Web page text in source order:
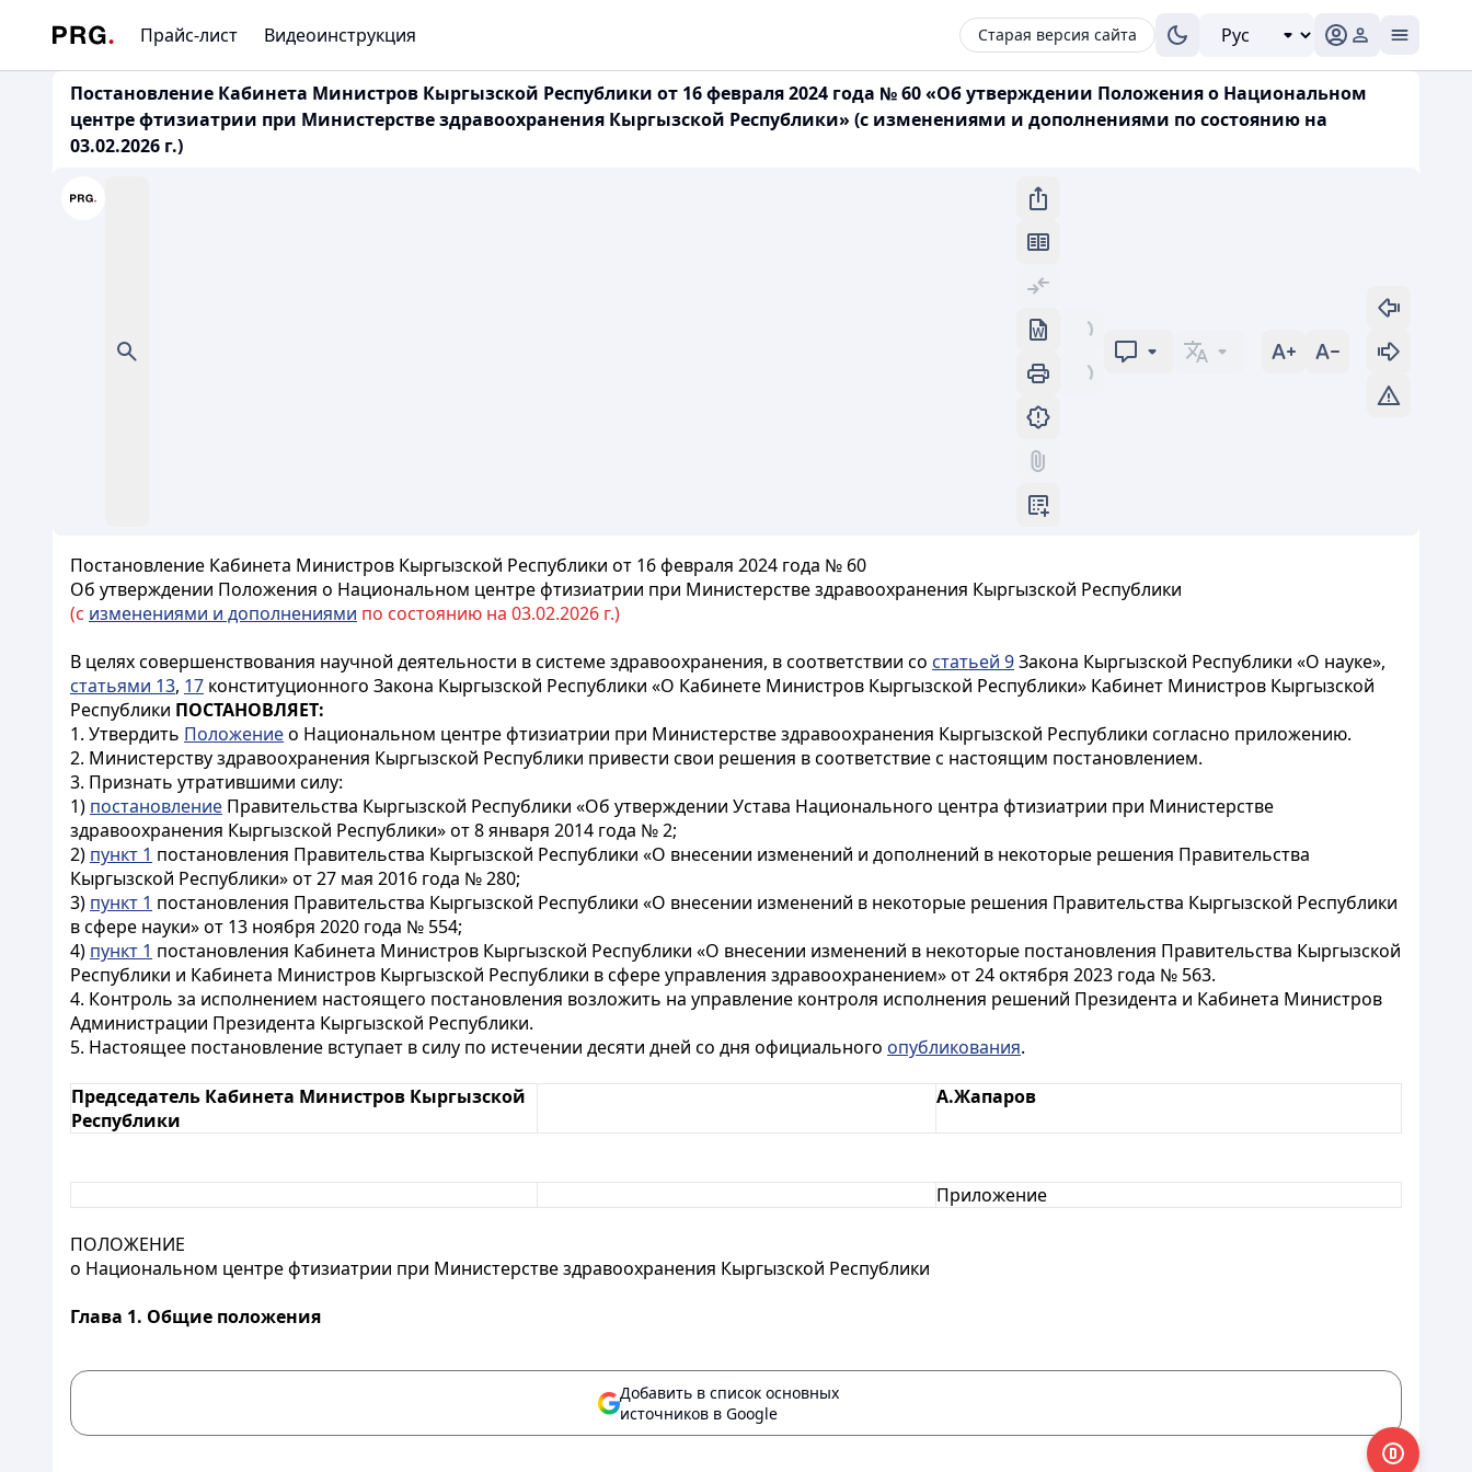
Прайс-лист Видеоинструкция Старая версия сайта
Постановление Кабинета Министров Кыргызской Республики от 16 февраля 2024 года № 60 «Об утверждении Положения о Национальном
центре фтизиатрии при Министерстве здравоохранения Кыргызской Республики» (с изменениями и дополнениями по состоянию на
03.02.2026 г.)
Постановление Кабинета Министров Кыргызской Республики от 16 февраля 2024 года № 60
Об утверждении Положения о Национальном центре фтизиатрии при Министерстве здравоохранения Кыргызской Республики
(с изменениями и дополнениями по состоянию на 03.02.2026 г.)
В целях совершенствования научной деятельности в системе здравоохранения, в соответствии со статьей 9Закона Кыргызской Республики «О науке»,
статьями 13, 17 конституционного Закона Кыргызской Республики «О Кабинете Министров Кыргызской Республики» Кабинет Министров Кыргызской
Республики ПОСТАНОВЛЯЕТ:
1. Утвердить Положениео Национальном центре фтизиатрии при Министерстве здравоохранения Кыргызской Республики согласно приложению.
2. Министерству здравоохранения Кыргызской Республики привести свои решения в соответствие с настоящим постановлением.
3. Признать утратившими силу:
1) постановление Правительства Кыргызской Республики «Об утверждении Устава Национального центра фтизиатрии при Министерстве
здравоохранения Кыргызской Республики» от 8 января 2014 года № 2;
2) пункт 1 постановления Правительства Кыргызской Республики «О внесении изменений и дополнений в некоторые решения Правительства
Кыргызской Республики» от 27 мая 2016 года № 280;
3) пункт 1 постановления Правительства Кыргызской Республики «О внесении изменений в некоторые решения Правительства Кыргызской Республики
в сфере науки» от 13 ноября 2020 года № 554;
4) пункт 1 постановления Кабинета Министров Кыргызской Республики «О внесении изменений в некоторые постановления Правительства Кыргызской
Республики и Кабинета Министров Кыргызской Республики в сфере управления здравоохранением» от 24 октября 2023 года № 563.
4. Контроль за исполнением настоящего постановления возложить на управление контроля исполнения решений Президента и Кабинета Министров
Администрации Президента Кыргызской Республики.
5. Настоящее постановление вступает в силу по истечении десяти дней со дня официального опубликования.
Председатель Кабинета Министров Кыргызской
Республики
А.Жапаров
Приложение
ПОЛОЖЕНИЕ
о Национальном центре фтизиатрии при Министерстве здравоохранения Кыргызской Республики
Глава 1. Общие положения
Добавить в список основных
источников в Google